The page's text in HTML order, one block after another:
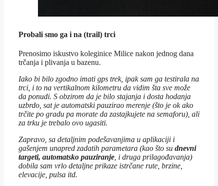
Probali smo ga i na (trail) trci
Prenosimo iskustvo koleginice Milice nakon jednog dana
trčanja i plivanja u bazenu.
Iako bi bilo zgodno imati gps trek, ipak sam ga testirala na
trci, i to na vertikalnom kilometru da vidim šta sve može
da ponudi. S obzirom da je bilo stajanja i dosta hodanja
uzbrdo, sat je automatski pauzirao merenje (što je ok ako
trčite po gradu pa morate da zastajkujete na semaforu), ali
za trku je trebalo ovo ugasiti.
Zapravo, sa detaljnim podešavanjima u aplikaciji i
gašenjem unapred zadatih parametara (kao što su dnevni
targeti, automatsko pauziranje , i druga prilagođavanja)
dobila sam vrlo detaljne prikaze istrčane rute, brzine,
elevacije, pulsa itd.